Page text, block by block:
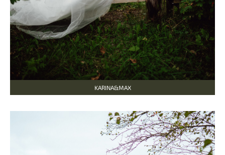
KARINA&MAX